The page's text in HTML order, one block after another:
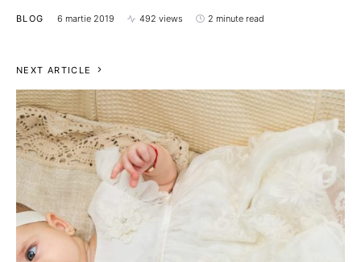
BLOG 6 martie 2019 492 views 2 minute read
NEXT ARTICLE